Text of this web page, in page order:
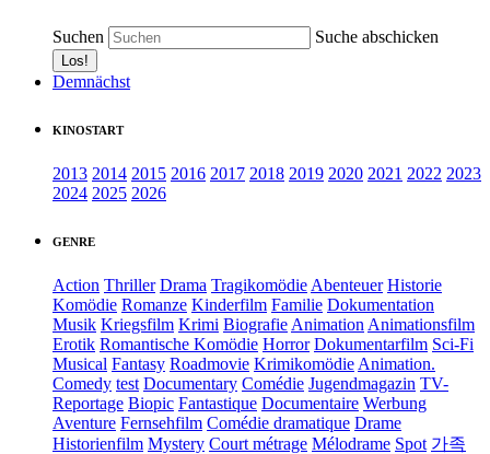
Suchen Suche abschicken
Demnächst
KINOSTART
2013 2014 2015 2016 2017 2018 2019 2020 2021 2022 2023
2024 2025 2026
GENRE
Action Thriller Drama Tragikomödie Abenteuer Historie
Komödie Romanze Kinderfilm Familie Dokumentation
Musik Kriegsfilm Krimi Biografie Animation Animationsfilm
Erotik Romantische Komödie Horror Dokumentarfilm Sci-Fi
Musical Fantasy Roadmovie Krimikomödie Animation.
Comedy test Documentary Comédie Jugendmagazin TV-
Reportage Biopic Fantastique Documentaire Werbung
Aventure Fernsehfilm Comédie dramatique Drame
Historienfilm Mystery Court métrage Mélodrame Spot 가족